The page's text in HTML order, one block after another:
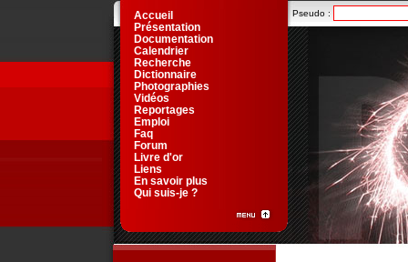
Pseudo :
Accueil
Présentation
Documentation
Calendrier
Recherche
Dictionnaire
Photographies
Vidéos
Reportages
Emploi
Faq
Forum
Livre d'or
Liens
En savoir plus
Qui suis-je ?